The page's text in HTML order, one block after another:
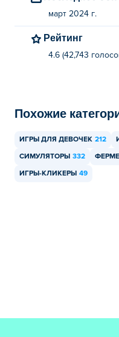
Могу ли я играть в
компьютерах?
март 2024 г.
Рейтинг
4.6 (42,743
Похожие
ИГРЫ ДЛЯ ДЕВОЧЕК 212
СИМУЛЯТОРЫ 332
ИГРЫ-КЛИКЕРЫ 49